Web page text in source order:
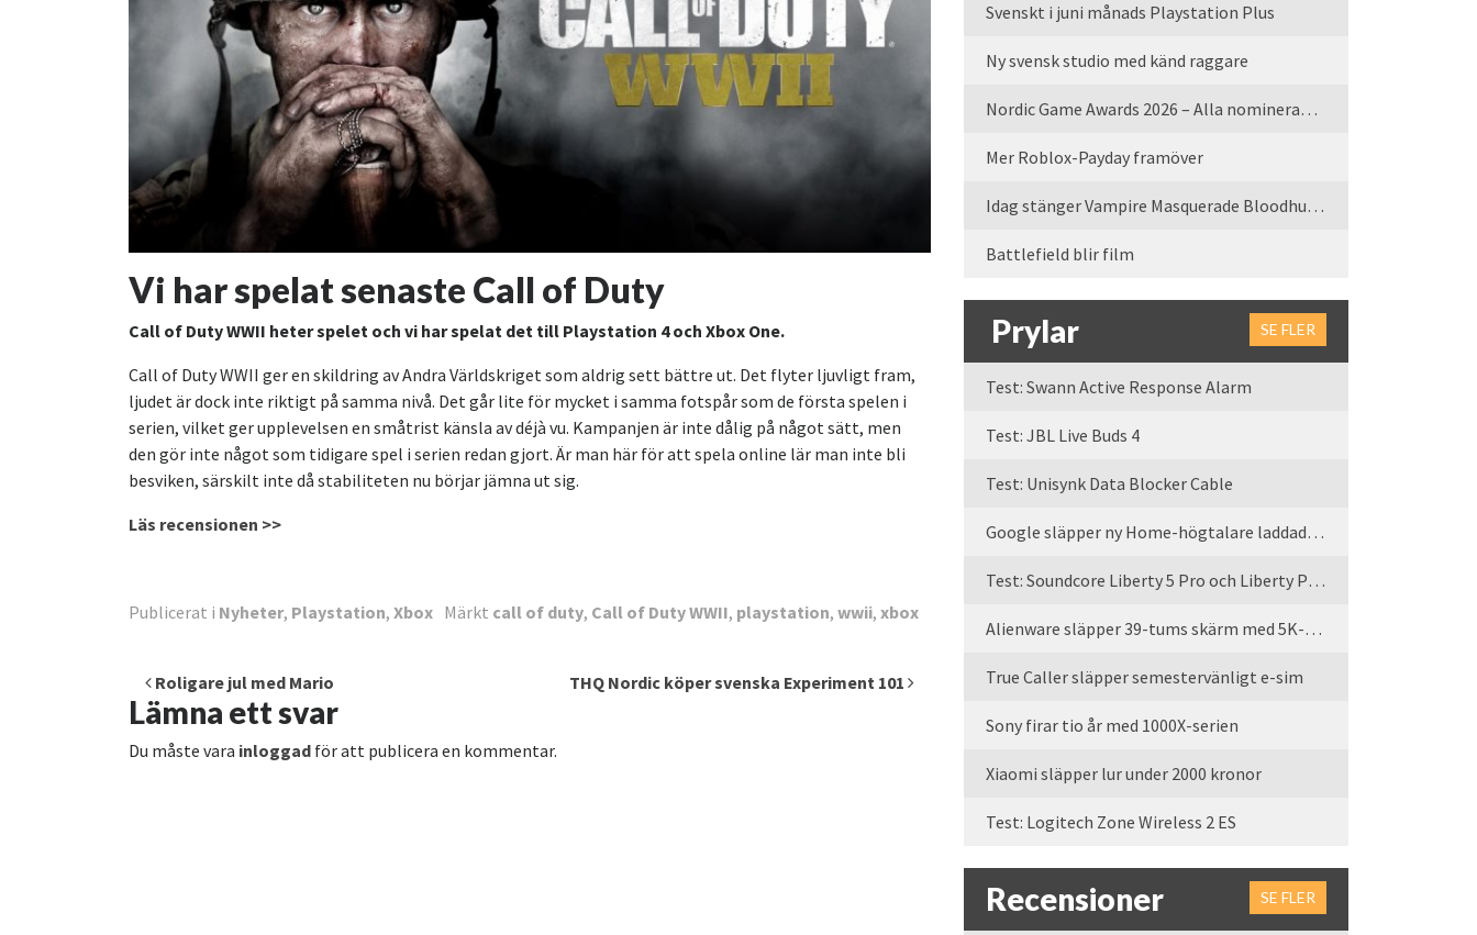
Vi har spelat senaste Call of Duty
Call of Duty WWII heter spelet och vi har spelat det till Playstation 4 och Xbox One.
Call of Duty WWII ger en skildring av Andra Världskriget som aldrig sett bättre ut. Det flyter ljuvligt fram,
ljudet är dock inte riktigt på samma nivå. Det går lite för mycket i samma fotspår som de första spelen i
serien, vilket ger upplevelsen en småtrist känsla av déjà vu. Kampanjen är inte dålig på något sätt, men
den gör inte något som tidigare spel i serien redan gjort. Är man här för att spela online lär man inte bli
besviken, särskilt inte då stabiliteten nu börjar jämna ut sig.
Läs recensionen >>
Publicerat i Nyheter, Playstation, Xbox Märkt call of duty, Call of Duty WWII, playstation, wwii, xbox
Inläggsnavigering
Roligare jul med Mario THQ Nordic köper svenska Experiment 101
Lämna ett svar
Du måste vara inloggad för att publicera en kommentar.
Svenskt i juni månads Playstation Plus
Ny svensk studio med känd raggare
Nordic Game Awards 2026 – Alla nominerade spel
Mer Roblox-Payday framöver
Idag stänger Vampire Masquerade Bloodhunt servrarna
Battlefield blir film
Prylar SE FLER
Test: Swann Active Response Alarm
Test: JBL Live Buds 4
Test: Unisynk Data Blocker Cable
Google släpper ny Home-högtalare laddad med Gemini
Test: Soundcore Liberty 5 Pro och Liberty Pro Max
Alienware släpper 39-tums skärm med 5K-upplösning
True Caller släpper semestervänligt e-sim
Sony firar tio år med 1000X-serien
Xiaomi släpper lur under 2000 kronor
Test: Logitech Zone Wireless 2 ES
Recensioner SE FLER